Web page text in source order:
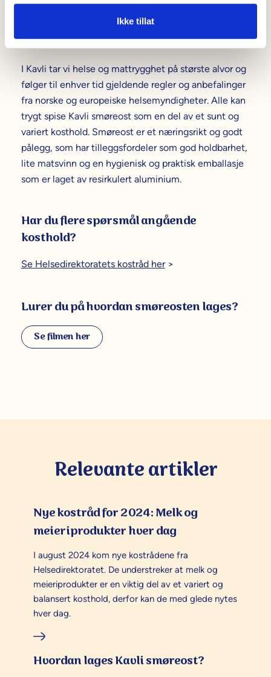
Ikke tillat
norskprodusert og av høy kvalitet.
Trygt og sunt å spise
I Kavli tar vi helse og mattrygghet på største alvor og
følger til enhver tid gjeldende regler og anbefalinger
fra norske og europeiske helsemyndigheter. Alle kan
trygt spise Kavli smøreost som en del av et sunt og
variert kosthold. Smøreost er et næringsrikt og godt
pålegg, som har tilleggsfordeler som god holdbarhet,
lite matsvinn og en hygienisk og praktisk emballasje
som er laget av resirkulert aluminium.
Har du flere spørsmål angående
kosthold?
Se Helsedirektoratets kostråd her>
Lurer du på hvordan smøreosten lages?
Se filmen her
Relevante artikler
Nye kostråd for 2024: Melk og
meieriprodukter hver dag
I august 2024 kom nye kostrådene fra
Helsedirektoratet. De understreker at melk og
meieriprodukter er en viktig del av et variert og
balansert kosthold, derfor kan de med glede nytes
hver dag.
Hvordan lages Kavli smøreost?